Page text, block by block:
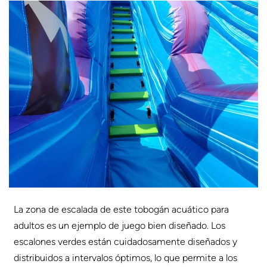
La zona de escalada de este tobogán acuático para
adultos es un ejemplo de juego bien diseñado. Los
escalones verdes están cuidadosamente diseñados y
distribuidos a intervalos óptimos, lo que permite a los